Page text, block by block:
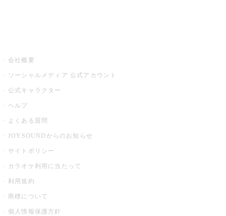
会社概要
ソーシャルメディア 公式アカウント
公式キャラクター
ヘルプ
よくある質問
JOYSOUNDからのお知らせ
サイトポリシー
カラオケ利用に当たって
利用規約
商標について
個人情報保護方針